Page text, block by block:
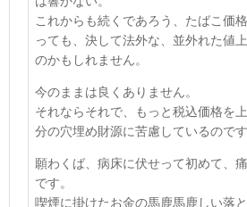
これからも続くであろう、たばこ価
っても、決して法外な、並外れた値
のかもしれません。
今のままは良くありません。
それならそれで、もっと税込価格を
分の穴埋め財源に苦慮しているのです
願わくば、病床に伏せって初めて、
です。
喫煙に掛けたお金の馬鹿馬鹿しい落と